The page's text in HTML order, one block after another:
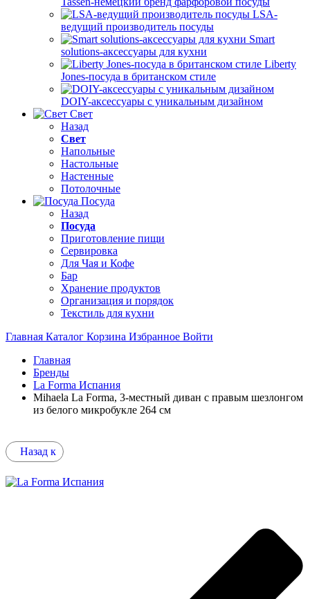
LSA-
ведущий производитель посуды
Smart
solutions-аксессуары для кухни
Liberty
Jones-посуда в британском стиле
DOIY-аксессуары с уникальным дизайном
Свет
Назад
Свет
Напольные
Настольные
Настенные
Потолочные
Посуда
Назад
Посуда
Приготовление пищи
Сервировка
Для Чая и Кофе
Бар
Хранение продуктов
Организация и порядок
Текстиль для кухни
Главная Каталог Корзина Избранное Войти
Главная
Бренды
La Forma Испания
Mihaela La Forma, 3-местный диван с правым шезлонгом
из белого микробукле 264 см
Назад к